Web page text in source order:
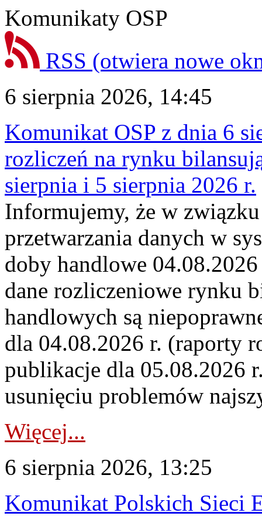
Komunikaty OSP
RSS (otwiera nowe
6 sierpnia 2026, 14:45
Komunikat OSP z dnia 6
rozliczeń na rynku
sierpnia i 5 sierpnia 2026 r.
Informujemy, że w
przetwarzania danych w
doby handlowe
dane rozliczeniowe rynku
handlowych są
dla 04.08.2026 r. (raporty
publikacje dla 05.08.2026
usunięciu problemów
Więcej...
6 sierpnia 2026, 13:25
Komunikat Polskich Sieci